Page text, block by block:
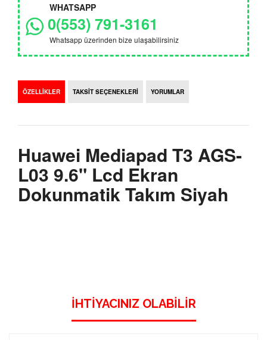
WHATSAPP
0(553) 791-3161
Whatsapp üzerinden bize ulaşabilirsiniz
ÖZELLİKLER TAKSİT SEÇENEKLERİ YORUMLAR
Huawei Mediapad T3 AGS-
L03 9.6" Lcd Ekran
Dokunmatik Takım Siyah
İHTIYACINIZ OLABILIR